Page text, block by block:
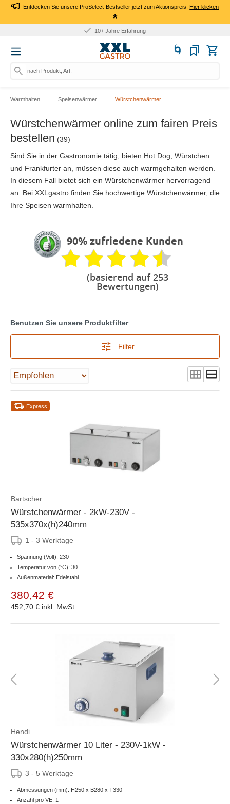
Entdecken Sie unsere ProSelect-Bestseller jetzt zum Aktionspreis.Hier klicken
*
10+ Jahre Erfahrung
nach Produkt, Art.-Nr., Marke
Warmhalten Speisenwärmer Würstchenwärmer
Würstchenwärmer online zum fairen Preis
bestellen (39)
Sind Sie in der Gastronomie tätig, bieten Hot Dog, Würstchen
und Frankfurter an, müssen diese auch warmgehalten werden.
In diesem Fall bietet sich ein Würstchenwärmer hervorragend
an. Bei XXLgastro finden Sie hochwertige Würstchenwärmer, die
Ihre Speisen warmhalten.
90% zufriedene Kunden
(basierend auf 253
Bewertungen)
Benutzen Sie unsere Produktfilter
Filter
Express
Bartscher
Würstchenwärmer - 2kW-230V -
535x370x(h)240mm
1 - 3 Werktage
Spannung (Volt): 230
Temperatur von (°C): 30
Außenmaterial: Edelstahl
380,42 €
452,70 € inkl. MwSt.
Hendi
Würstchenwärmer 10 Liter - 230V-1kW -
330x280(h)250mm
3 - 5 Werktage
Abmessungen (mm): H250 x B280 x T330
Anzahl pro VE: 1